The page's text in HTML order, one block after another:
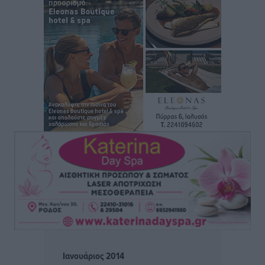
Άρης Αρχαγγέλου: Στο πλευρό του άτυχου Ιάκωβου
Αθλητικά• πριν 6 ώρες
Φοίβος: Η μεγάλη επιστροφή του Μπρένο Σαλβατιέρα
πριν 6 ώρες
Κλεάνθης: Έτοιμες οι κάρτες διαρκείας της νέας
σεζόν
Αθλητικά πριν 6 ώρες
Ατρόμητος Διμυλιάς: Ο Μαργαρίτης και μία
αδιαπραγμάτευτη φιλοσοφία
Αθλητικά• πριν 6 ώρες
ΠαπαεμμανουήλΙανουάριος 2014